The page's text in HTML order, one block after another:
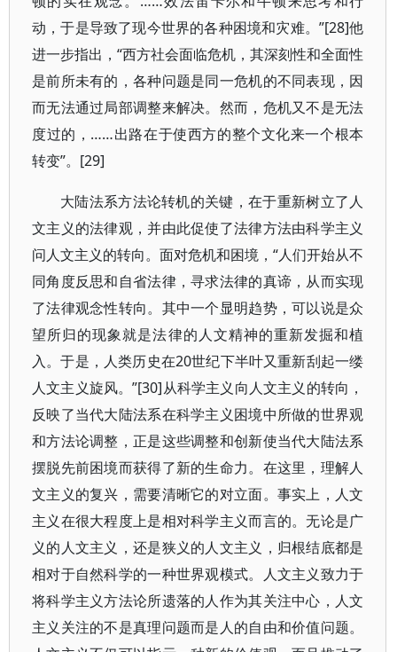
动，于是导致了现今世界的各种困境和灾难。”[28]他
进一步指出，“西方社会面临危机，其深刻性和全面性
是前所未有的，各种问题是同一危机的不同表现，因
而无法通过局部调整来解决。然而，危机又不是无法
度过的，……出路在于使西方的整个文化来一个根本
转变”。[29]
大陆法系方法论转机的关键，在于重新树立了人
文主义的法律观，并由此促使了法律方法由科学主义
问人文主义的转向。面对危机和困境，“人们开始从不
同角度反思和自省法律，寻求法律的真谛，从而实现
了法律观念性转向。其中一个显明趋势，可以说是众
望所归的现象就是法律的人文精神的重新发掘和植
入。于是，人类历史在20世纪下半叶又重新刮起一缕
人文主义旋风。”[30]从科学主义向人文主义的转向，
反映了当代大陆法系在科学主义困境中所做的世界观
和方法论调整，正是这些调整和创新使当代大陆法系
摆脱先前困境而获得了新的生命力。在这里，理解人
文主义的复兴，需要清晰它的对立面。事实上，人文
主义在很大程度上是相对科学主义而言的。无论是广
义的人文主义，还是狭义的人文主义，归根结底都是
相对于自然科学的一种世界观模式。人文主义致力于
将科学主义方法论所遗落的人作为其关注中心，人文
主义关注的不是真理问题而是人的自由和价值问题。